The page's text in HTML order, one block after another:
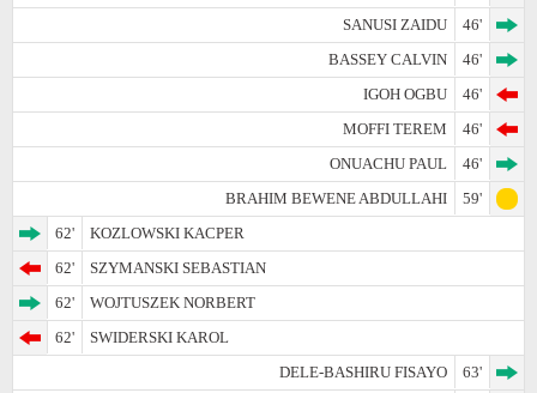
SANUSI ZAIDU
46'
BASSEY CALVIN
46'
IGOH OGBU
46'
MOFFI TEREM
46'
ONUACHU PAUL
46'
BRAHIM BEWENE ABDULLAHI
59'
62'
KOZLOWSKI KACPER
62'
SZYMANSKI SEBASTIAN
62'
WOJTUSZEK NORBERT
62'
SWIDERSKI KAROL
DELE-BASHIRU FISAYO
63'